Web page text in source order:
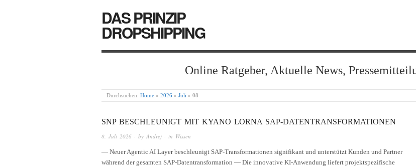
DAS PRINZIP
DROPSHIPPING
Online Ratgeber, Aktuelle News,
Durchsuchen: Home » 2026 » Juli » 08
SNP BESCHLEUNIGT MIT KYANO LORNA SAP-DATENTRANSFORMATIONEN
8. Juli 2026 · by Andrej · in Wissen
— Neuer Agentic AI Layer beschleunigt SAP-Transformationen signifikant und unterstützt Kunden und Partner
während der gesamten SAP-Datentransformation — Die innovative KI-Anwendung liefert projektspezifische